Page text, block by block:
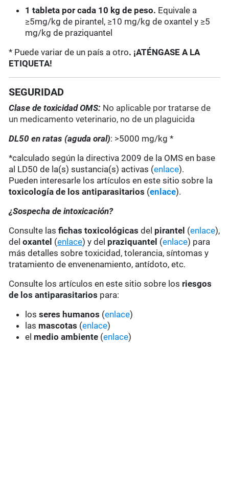
1 tableta por cada 10 kg de peso. Equivale a
≥5mg/kg de pirantel, ≥10 mg/kg de oxantel y ≥5
mg/kg de praziquantel
* Puede variar de un país a otro. ¡ATÉNGASE A LA
ETIQUETA!
SEGURIDAD
Clase de toxicidad OMS: No aplicable por tratarse de
un medicamento veterinario, no de un plaguicida
DL50 en ratas (aguda oral): >5000 mg/kg *
*calculado según la directiva 2009 de la OMS en base
al LD50 de la(s) sustancia(s) activas (enlace).
Pueden interesarle los artículos en este sitio sobre la
toxicología de los antiparasitarios (enlace).
¿Sospecha de intoxicación?
Consulte lasfichas toxicológicas del pirantel (enlace),
deloxantel (enlace) y del praziquantel (enlace) para
más detalles sobre toxicidad, tolerancia, síntomas y
tratamiento de envenenamiento, antídoto, etc.
Consulte los artículos en este sitio sobre los riesgos
de los antiparasitarios para:
losseres humanos (enlace)
las mascotas (enlace)
el medio ambiente (enlace)